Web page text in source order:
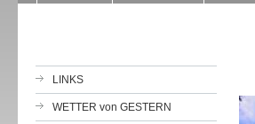
LINKS
WETTER von GESTERN